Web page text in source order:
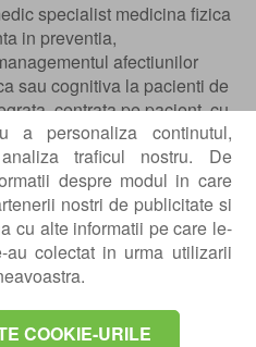
a personaliza continutul,
traficul nostru. De
despre modul in care
nostri de publicitate si
cu alte informatii pe care le-
colectat in urma utilizarii
COOKIE-URILE
specialist medicina fizica
in preventia,
afectiunilor
sau cognitiva la pacienti de
centrata pe pacient, cu
pentru obtinerea celor
inovatii in reabilitare.
specialist medicina fizica si
Alba Iulia
rezident medicina fizica si
de Recuperare, Cluj-